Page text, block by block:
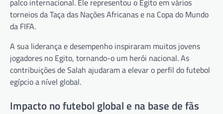
palco internacional. Ele representou o Egito em vários
torneios da Taça das Nações Africanas e na Copa do Mundo
da FIFA.
A sua liderança e desempenho inspiraram muitos jovens
jogadores no Egito, tornando-o um herói nacional. As
contribuições de Salah ajudaram a elevar o perfil do futebol
egípcio a nível global.
Impacto no futebol global e na base de fãs